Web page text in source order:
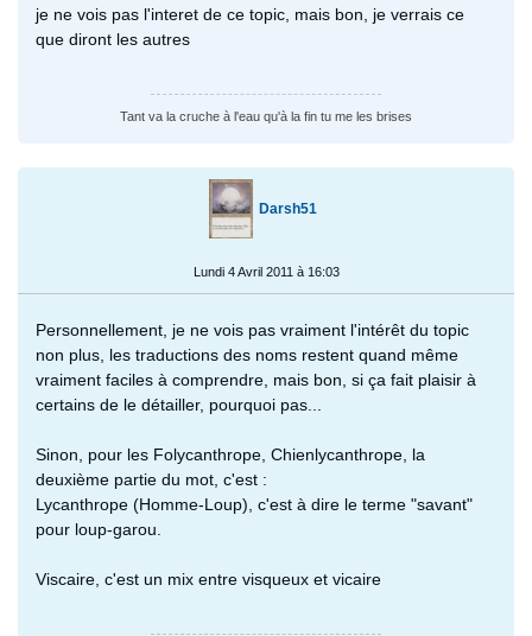
je ne vois pas l'interet de ce topic, mais bon, je verrais ce
que diront les autres
Tant va la cruche à l'eau qu'à la fin tu me les brises
Darsh51
Lundi 4 Avril 2011 à 16:03
Personnellement, je ne vois pas vraiment l'intérêt du topic
non plus, les traductions des noms restent quand même
vraiment faciles à comprendre, mais bon, si ça fait plaisir à
certains de le détailler, pourquoi pas...
Sinon, pour les Folycanthrope, Chienlycanthrope, la
deuxième partie du mot, c'est :
Lycanthrope (Homme-Loup), c'est à dire le terme "savant"
pour loup-garou.
Viscaire, c'est un mix entre visqueux et vicaire